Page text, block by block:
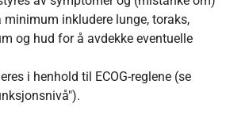
inkludere lunge, toraks,
og hud for å avdekke eventuelle
i henhold til ECOG-reglene (se